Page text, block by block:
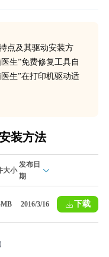
点及其驱动安装方
生”免费修复工具自
生”在打印机驱动适
装方法
大小
发布日
期
2016/3/16 下载